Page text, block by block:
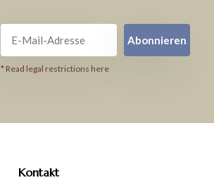
Abonnieren
* Read legal restrictions here
Kontakt